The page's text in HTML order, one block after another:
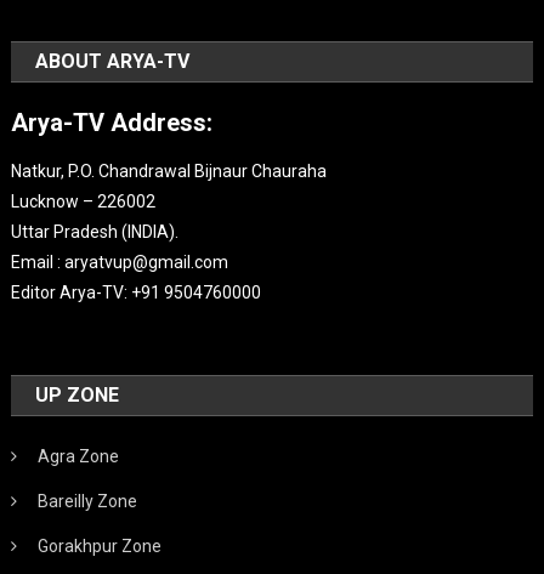
ABOUT ARYA-TV
Arya-TV Address:
Natkur, P.O. Chandrawal Bijnaur Chauraha
Lucknow – 226002
Uttar Pradesh (INDIA).
Email : aryatvup@gmail.com
Editor Arya-TV: +91 9504760000
UP ZONE
Agra Zone
Bareilly Zone
Gorakhpur Zone